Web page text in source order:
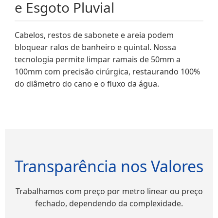
e Esgoto Pluvial
Cabelos, restos de sabonete e areia podem
bloquear ralos de banheiro e quintal. Nossa
tecnologia permite limpar ramais de 50mm a
100mm com precisão cirúrgica, restaurando 100%
do diâmetro do cano e o fluxo da água.
Transparência nos Valores
Trabalhamos com preço por metro linear ou preço
fechado, dependendo da complexidade.